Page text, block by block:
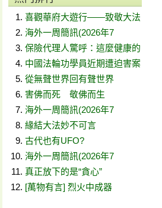
喜觀華府大遊行——致敬大法
海外一周簡訊(2026年7
保險代理人驚呼：這麼健康的
中國法輪功學員近期遭迫害案
從無聲世界回有聲世界
害佛而死 敬佛而生
海外一周簡訊(2026年7
緣結大法妙不可言
古代也有UFO?
海外一周簡訊(2026年7
真正放下的是“貪心”
[萬物有言] 烈火中成器